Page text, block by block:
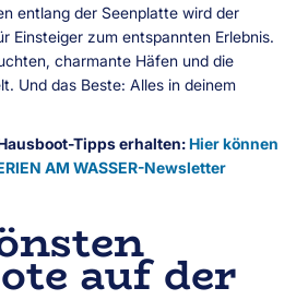
entlang der Seenplatte wird der
Einsteiger zum entspannten Erlebnis.
charmante Häfen und die
Und das Beste: Alles in deinem
Tipps erhalten:Hier können
AM WASSER-Newsletter
auf der